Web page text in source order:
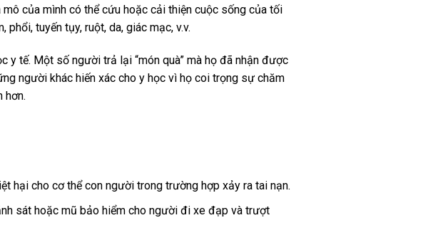
của mình có thể cứu hoặc cải thiện cuộc sống của tối
tuyến tụy, ruột, da, giác mạc, v.v.
y tế. Một số người trả lại “món quà” mà họ đã nhận được
người khác hiến xác cho y học vì họ coi trọng sự chăm
hơn.
hại cho cơ thể con người trong trường hợp xảy ra tai nạn.
sát hoặc mũ bảo hiểm cho người đi xe đạp và trượt